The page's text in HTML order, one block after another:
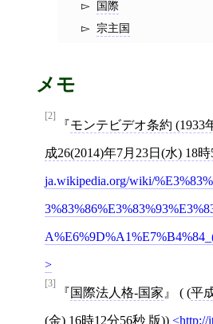
国際
宗主国
メモ
[2]
モンテビデオ条約 (1933
成26(2014)年7月23日(水) 18
ja.wikipedia.org/wiki/
[3]
国際法人格-国家 ( (平
(金) 16時12分56秒 版)) http://